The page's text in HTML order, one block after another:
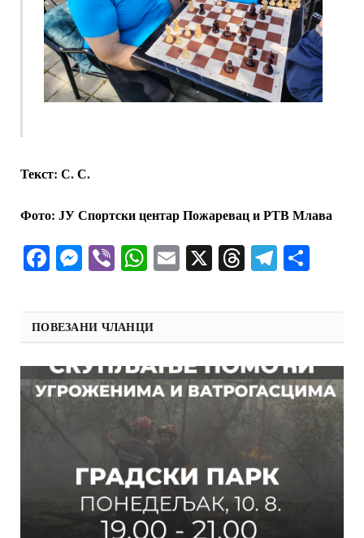
Текст: С.С.
Фото: ЈУ Спортски центар Пожаревац и РТВ Млава
Facebook
Messenger
ViberWhatsApp
Email
X Threads
ПОВЕЗАНИ ЧЛАНЦИ